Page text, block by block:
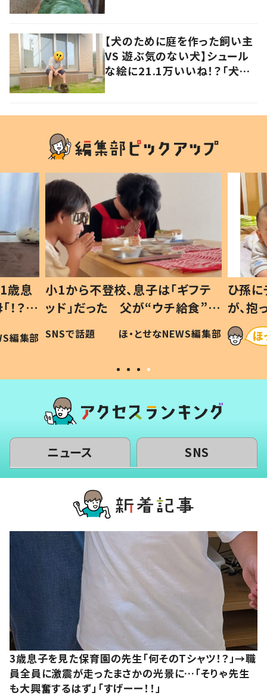
【犬のために庭を作った飼い主
VS 遊ぶ気のない犬】シュール
な絵に21.1万いいね！？「犬の
歳息
？」
編集部
小1から不登校、息子は「ギフテ
ッド」だった 父が“ウチ給食”を
作り続ける理由とは #令和の親
#令和の子
SNSで話題 ほ・とせなNEWS編集部
ひ孫
が、
「涙が
い」
ニュース SNS
3歳息子を見た保育園の先生「何そのTシャツ！？」→職
員全員に激震が走ったまさかの光景に…「そりゃ先生
も大興奮するはず」「すげーー！！」